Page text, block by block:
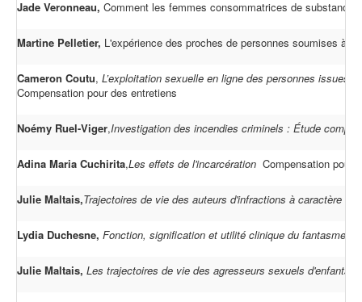
Jade Veronneau, Comment les femmes consommatrices de
Martine Pelletier, L'expérience des proches de personnes soumises à
Cameron Coutu, L’exploitation sexuelle en ligne des personnes issues
Compensation pour des entretiens
Noémy Ruel-Viger,Investigation des incendies criminels : Étude
Adina Maria Cuchirita,Les effets de l'incarcération Compensation pour
Julie Maltais,Trajectoires de vie des auteurs d'infractions à caractère
Lydia Duchesne, Fonction, signification et utilité clinique du fantasme
Julie Maltais, Les trajectoires de vie des agresseurs sexuels d'enfants.